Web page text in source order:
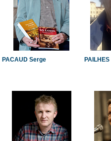
PACAUD Serge